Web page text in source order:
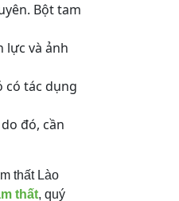
Bột tam
lực và ảnh
có tác dụng
đó, cần
thất Lào
thất, quý